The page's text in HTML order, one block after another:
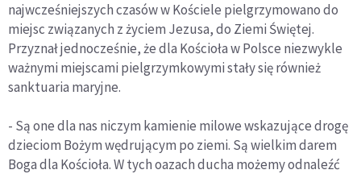
najwcześniejszych czasów w Kościele pielgrzymowano do
miejsc związanych z życiem Jezusa, do Ziemi Świętej.
Przyznał jednocześnie, że dla Kościoła w Polsce niezwykle
ważnymi miejscami pielgrzymkowymi stały się również
sanktuaria maryjne.
- Są one dla nas niczym kamienie milowe wskazujące drogę
dzieciom Bożym wędrującym po ziemi. Są wielkim darem
Boga dla Kościoła. W tych oazach ducha możemy odnaleźć